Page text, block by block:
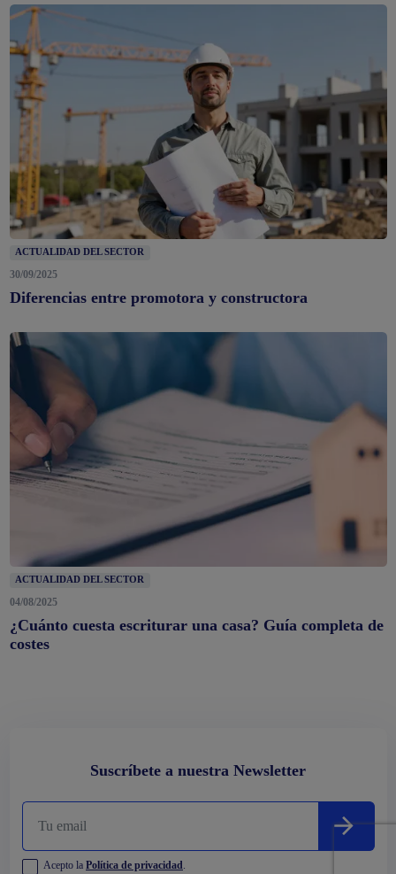
ACTUALIDAD DEL SECTOR
30/09/2025
Diferencias entre promotora y constructora
ACTUALIDAD DEL SECTOR
04/08/2025
¿Cuánto cuesta escriturar una casa? Guía completa de
costes
Suscríbete a nuestra Newsletter
Acepto la Política de privacidad.